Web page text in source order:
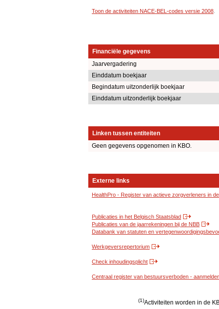
Toon de activiteiten NACE-BEL-codes versie 2008
Financiële gegevens
Jaarvergadering
Einddatum boekjaar
Begindatum uitzonderlijk boekjaar
Einddatum uitzonderlijk boekjaar
Linken tussen entiteiten
Geen gegevens opgenomen in KBO.
Externe links
HealthPro - Register van actieve zorgverleners in
Publicaties in het Belgisch Staatsblad
Publicaties van de jaarrekeningen bij de NBB
Databank van statuten en
Werkgeversrepertorium
Check inhoudingsplicht
Centraal register van bestuursverboden -
(1)Activiteiten worden in de